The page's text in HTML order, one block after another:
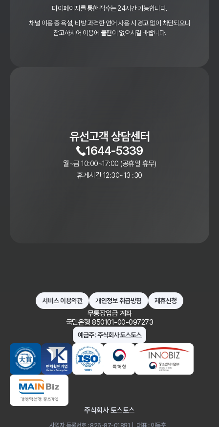
마이페이지를 통한 접수는 24시간 가능합니다.
채널 이용 중 욕설, 비방 과격한 언어 사용 시 경고 없이 차단되오니
참고하시어 이용에 불편이 없으시길 바랍니다.
유선고객 상담센터
1644-5339
월~금 10:00~17:00 (공휴일 휴무)
휴게시간 12:30~13 :30
서비스 이용약관 개인정보 취급방침 제휴신청
주식회사 토스토스
사업자 등록번호 : 826-87-01891 대표 : 이동훈
무통장입금 계좌
국민은행 850101-00-097273
예금주 : 주식회사 토스토스